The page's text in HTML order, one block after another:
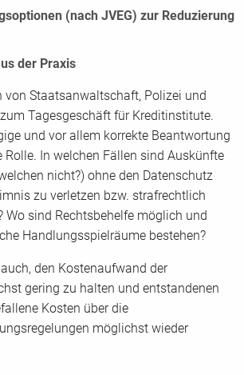
(nach JVEG) zur Reduzierung
der Praxis
von Staatsanwaltschaft, Polizei und
Tagesgeschäft für Kreditinstitute.
und vor allem korrekte Beantwortung
Rolle. In welchen Fällen sind Auskünfte
nicht?) ohne den Datenschutz
zu verletzen bzw. strafrechtlich
Wo sind Rechtsbehelfe möglich und
Handlungsspielräume bestehen?
den Kostenaufwand der
gering zu halten und entstandenen
Kosten über die
möglichst wieder